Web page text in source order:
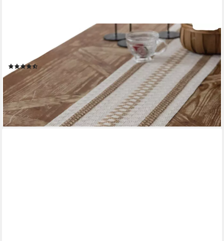
Tischläufer Baumwoll Leinen Tischläufe,Hohlweben Bauernhaus
Stil Tischdekoration, 30cm wide and 120 cm long
(2)
19,99 € UVP22,99 €
-13%
lieferbar - in 8-10 Werktagen bei dir